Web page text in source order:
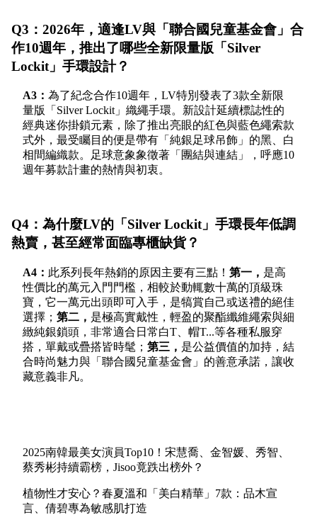
Q3：2026年，適逢LV與「聯合國兒童基金會」合
作10週年，推出了哪些全新限量版「Silver
Lockit」手環設計？
A3： 為了紀念合作10週年，LV特別發表了3款全新限
量版「Silver Lockit」織繩手環。新設計延續標誌性的
經典迷你掛鎖元素，除了推出亮眼的紅色與藍色繩索款
式外，最受矚目的便是帶有「純銀足球吊飾」的黑、 白
相間編織款。足球意象象徵著「團結與連結」，呼應10
週年募款計畫的熱情與初衷。
Q4：為什麼LV的「Silver Lockit」手環長年低調
熱賣，甚至經常面臨專櫃缺貨？
A4： 此系列長年熱銷的原因主要有三點！ 第一， 是高
性價比的萬元入門門檻，相較於動輒數十萬的頂級珠
寶，它一萬元出頭即可入手，是犒賞自己或送禮的絕佳
選擇； 第二， 是極高實戴性，輕盈的聚酯纖維繩索與細
緻純銀鎖頭，非常適合日常白T、帽T...等各種私服穿
搭，單戴或疊搭皆時髦； 第三， 是公益價值的加持，結
合時尚魅力與「聯合國兒童基金會」的善意承諾，讓收
藏意義非凡。
2025南韓最美女演員Top10！宋慧喬、金智媛、秀智、
蔡秀彬持續霸榜，Jisoo竟跌出榜外？
植物性才安心？春夏溫和「美白精華」7款：品木宣
言、倩碧專為敏感肌打造